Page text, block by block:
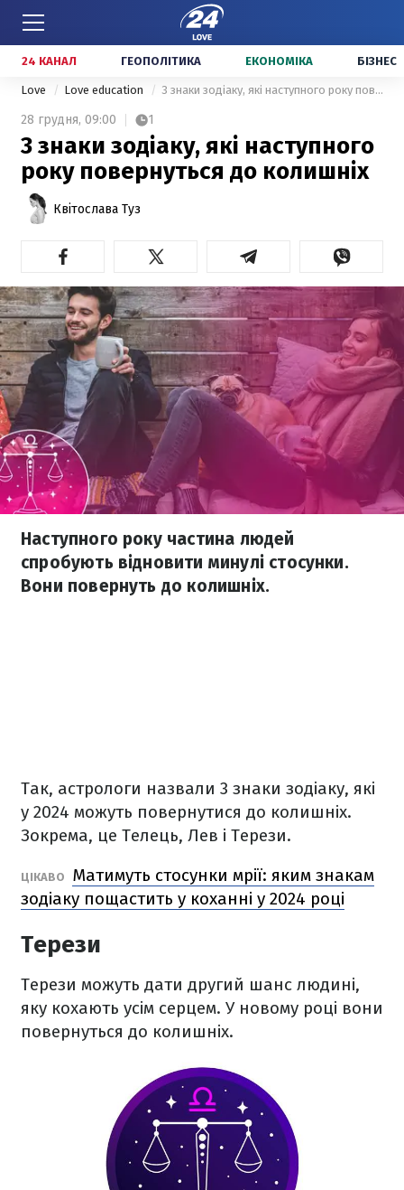
24 КАНАЛ ГЕОПОЛІТИКА ЕКОНОМІКА БІЗНЕС
Love Love education 3 знаки зодіаку, які наступного року повернуться до колишніх
28 грудня, 09:00 1
3 знаки зодіаку, які наступного
року повернуться до колишніх
Квітослава Туз
Наступного року частина людей
спробують відновити минулі стосунки.
Вони повернуть до колишніх.
Так, астрологи назвали 3 знаки зодіаку, які
у 2024 можуть повернутися до колишніх.
Зокрема, це Телець, Лев і Терези.
ЦІКАВО
Матимуть стосунки мрії: яким знакам
зодіаку пощастить у коханні у 2024 році
Терези
Терези можуть дати другий шанс людині,
яку кохають усім серцем. У новому році вони
повернуться до колишніх.